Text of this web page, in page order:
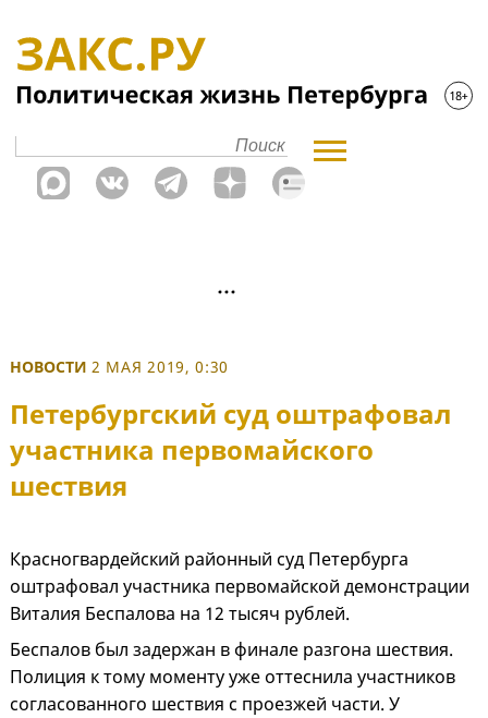
НОВОСТИ 2 МАЯ 2019, 0:30
Петербургский суд оштрафовал
участника первомайского
шествия
Красногвардейский районный суд Петербурга
оштрафовал участника первомайской демонстрации
Виталия Беспалова на 12 тысяч рублей.
Беспалов был задержан в финале разгона шествия.
Полиция к тому моменту уже оттеснила участников
согласованного шествия с проезжей части. У